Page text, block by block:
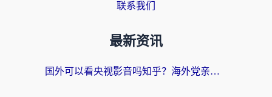
联系我们
最新资讯
国外可以看央视影音吗知乎？海外党亲测有效的回国加速方案